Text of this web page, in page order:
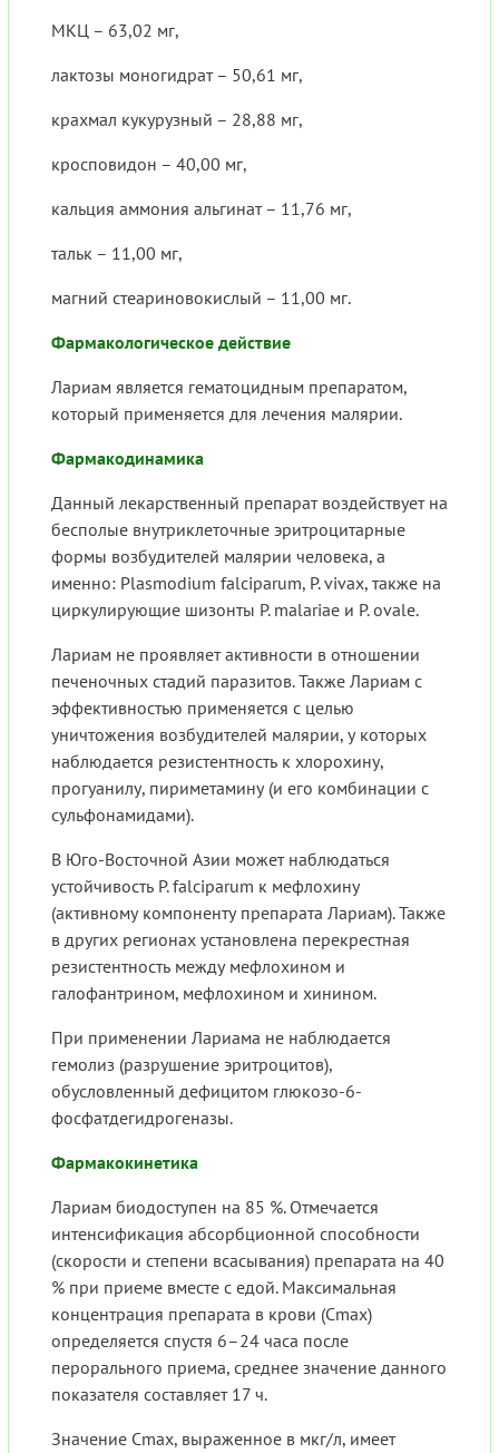
МКЦ – 63,02 мг,
лактозы моногидрат – 50,61 мг,
крахмал кукурузный – 28,88 мг,
кросповидон – 40,00 мг,
кальция аммония альгинат – 11,76 мг,
тальк – 11,00 мг,
магний стеариновокислый – 11,00 мг.
Фармакологическое действие
Лариам является гематоцидным препаратом,
который применяется для лечения малярии.
Фармакодинамика
Данный лекарственный препарат воздействует на
бесполые внутриклеточные эритроцитарные
формы возбудителей малярии человека, а
именно: Plasmodium falciparum, P. vivax, также на
циркулирующие шизонты P. malariae и P. ovale.
Лариам не проявляет активности в отношении
печеночных стадий паразитов. Также Лариам с
эффективностью применяется с целью
уничтожения возбудителей малярии, у которых
наблюдается резистентность к хлорохину,
прогуанилу, пириметамину (и его комбинации с
сульфонамидами).
В Юго-Восточной Азии может наблюдаться
устойчивость P. falciparum к мефлохину
(активному компоненту препарата Лариам). Также
в других регионах установлена перекрестная
резистентность между мефлохином и
галофантрином, мефлохином и хинином.
При применении Лариама не наблюдается
гемолиз (разрушение эритроцитов),
обусловленный дефицитом глюкозо-6-
фосфатдегидрогеназы.
Фармакокинетика
Лариам биодоступен на 85 %. Отмечается
интенсификация абсорбционной способности
(скорости и степени всасывания) препарата на 40
% при приеме вместе с едой. Максимальная
концентрация препарата в крови (Cmax)
определяется спустя 6–24 часа после
перорального приема, среднее значение данного
показателя составляет 17 ч.
Значение Cmax, выраженное в мкг/л, имеет